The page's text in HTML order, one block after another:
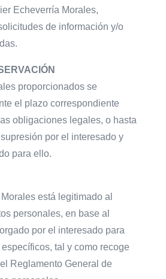
Echeverría Morales,
de información y/o
proporcionados se
el plazo correspondiente
obligaciones legales, o hasta
por el interesado y
para ello.
está legitimado al
personales, en base al
por el interesado para
tal y como recoge
Reglamento General de